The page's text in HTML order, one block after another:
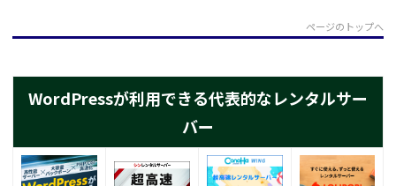
ページのトップへ
WordPressが利用できる代表的なレンタルサー
バー